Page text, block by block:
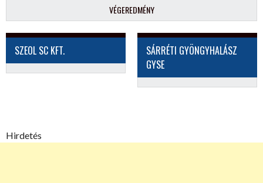
VÉGEREDMÉNY
SZEOL SC KFT.
SÁRRÉTI GYÖNGYHALÁSZ
GYSE
Hirdetés